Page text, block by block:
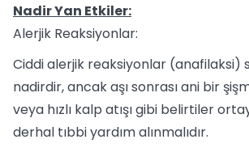
Nadir Yan Etkiler:
Alerjik Reaksiyonlar:
Ciddi alerjik reaksiyonlar (anafilaksi)
nadirdir, ancak aşı sonrası ani bir
veya hızlı kalp atışı gibi belirtiler
derhal tıbbi yardım alınmalıdır.